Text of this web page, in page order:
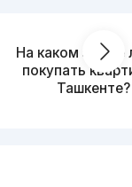
На каком этаже
покупать
Ташкенте?